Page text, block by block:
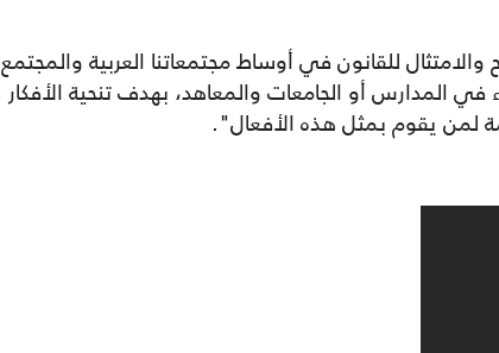
للقانون في أوساط مجتمعاتنا العربية والمجتمع
في المدارس أو الجامعات والمعاهد، بهدف تنحية الأفكار
لمن يقوم بمثل هذه الأفعال".